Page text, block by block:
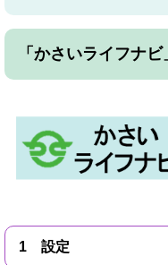
「かさいライフナ
1 設定